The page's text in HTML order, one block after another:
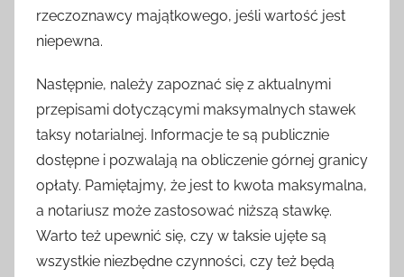
rzeczoznawcy majątkowego, jeśli wartość jest
niepewna.
Następnie, należy zapoznać się z aktualnymi
przepisami dotyczącymi maksymalnych stawek
taksy notarialnej. Informacje te są publicznie
dostępne i pozwalają na obliczenie górnej granicy
opłaty. Pamiętajmy, że jest to kwota maksymalna,
a notariusz może zastosować niższą stawkę.
Warto też upewnić się, czy w taksie ujęte są
wszystkie niezbędne czynności, czy też będą